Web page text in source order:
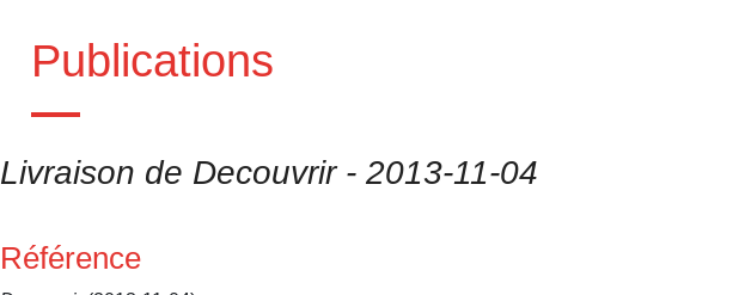
Publications
Livraison de Decouvrir - 2013-11-04
Référence